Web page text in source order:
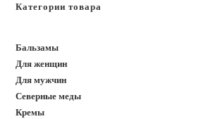
Категории товара
Бальзамы
Для женщин
Для мужчин
Северные меды
Кремы